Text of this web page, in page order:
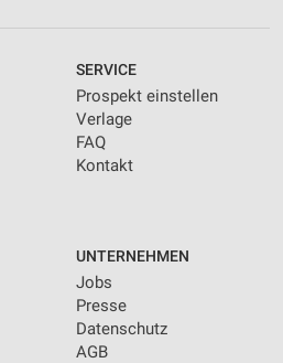
SERVICE
Prospekt einstellen
Verlage
FAQ
Kontakt
UNTERNEHMEN
Jobs
Presse
Datenschutz
AGB